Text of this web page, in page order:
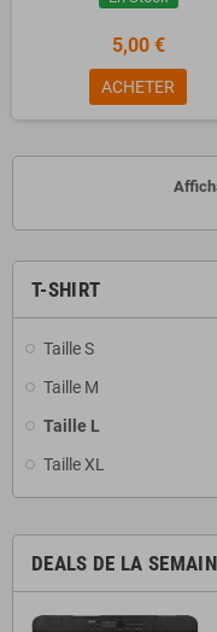
T-SHIRT
Taille S
Taille M
Taille L
Taille XL
DEALS DE LA
5,00 €
ACHETER